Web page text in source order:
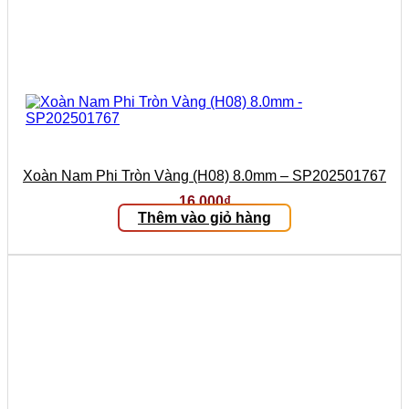
Xoàn Nam Phi Tròn Vàng (H08) 8.0mm – SP202501767
16.000₫
Thêm vào giỏ hàng